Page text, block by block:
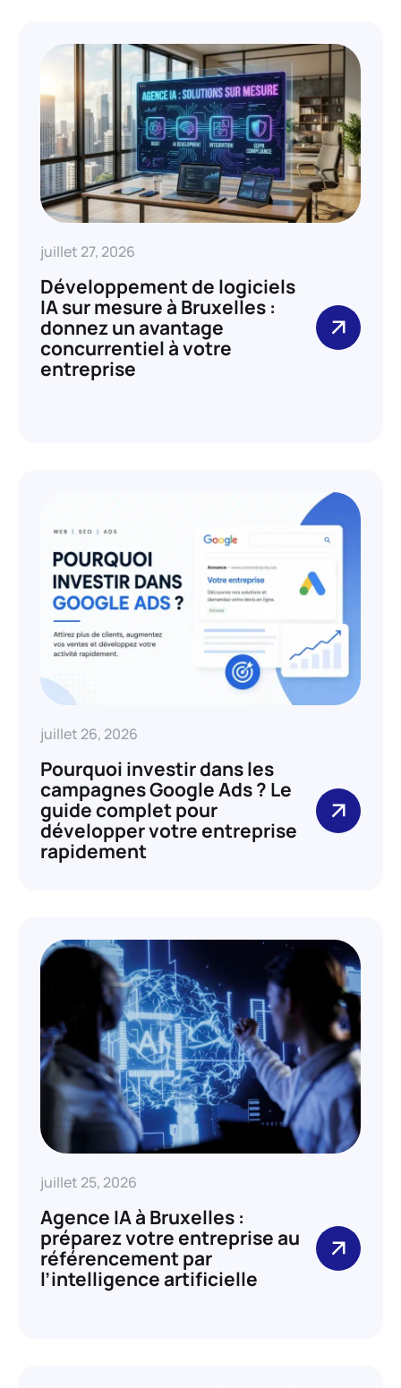
juillet 27, 2026
Développement de logiciels
IA sur mesure à Bruxelles :
donnez un avantage
concurrentiel à votre
entreprise
juillet 26, 2026
Pourquoi investir dans les
campagnes Google Ads ? Le
guide complet pour
développer votre entreprise
rapidement
juillet 25, 2026
Agence IA à Bruxelles :
préparez votre entreprise au
référencement par
l’intelligence artificielle